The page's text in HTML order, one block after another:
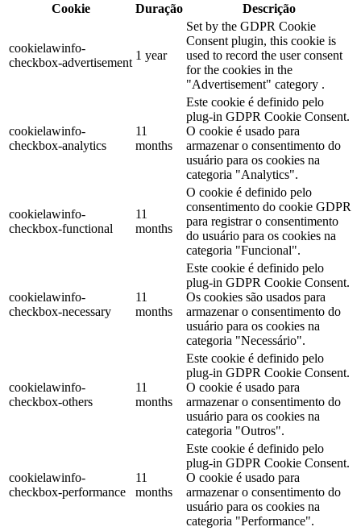
Cookie
Duração Descrição
cookielawinfo-
checkbox-advertisement
1 year
Set by the GDPR Cookie
Consent plugin, this cookie is
used to record the user consent
for the cookies in the
"Advertisement" category .
cookielawinfo-
checkbox-analytics
11
months
Este cookie é definido pelo
plug-in GDPR Cookie Consent.
O cookie é usado para
armazenar o consentimento do
usuário para os cookies na
categoria "Analytics".
cookielawinfo-
checkbox-functional
11
months
O cookie é definido pelo
consentimento do cookie GDPR
para registrar o consentimento
do usuário para os cookies na
categoria "Funcional".
cookielawinfo-
checkbox-necessary
11
months
Este cookie é definido pelo
plug-in GDPR Cookie Consent.
Os cookies são usados para
armazenar o consentimento do
usuário para os cookies na
categoria "Necessário".
cookielawinfo-
checkbox-others
11
months
Este cookie é definido pelo
plug-in GDPR Cookie Consent.
O cookie é usado para
armazenar o consentimento do
usuário para os cookies na
categoria "Outros".
cookielawinfo-
checkbox-performance
11
months
Este cookie é definido pelo
plug-in GDPR Cookie Consent.
O cookie é usado para
armazenar o consentimento do
usuário para os cookies na
categoria "Performance".